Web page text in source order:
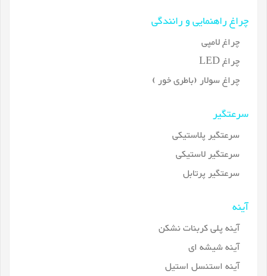
چراغ راهنمایی و رانندگی
چراغ لامپی
چراغ LED
چراغ سولار (باطری خور )
سرعتگیر
سرعتگیر پلاستیکی
سرعتگیر لاستیکی
سرعتگیر پرتابل
آینه
آینه پلی کربنات نشکن
آینه شیشه ای
آینه استنسل استیل